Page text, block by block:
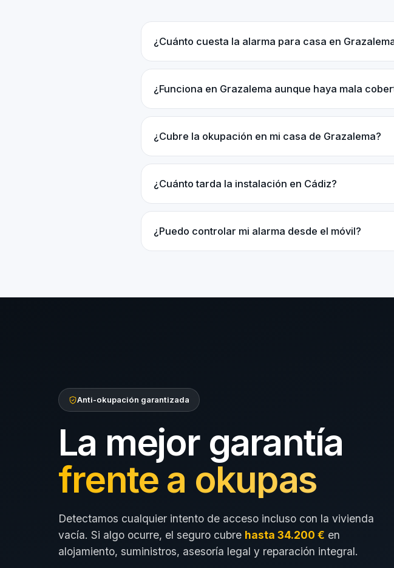
¿Cuánto cuesta la alarma para casa en
¿Funciona en Grazalema aunque haya mala
¿Cubre la okupación en mi casa de Grazalema?
¿Cuánto tarda la instalación en Cádiz?
¿Puedo controlar mi alarma desde el móvil?
Anti-okupación garantizada
La mejor garantía
frente a okupas
Detectamos cualquier intento de acceso incluso con la vivienda
vacía. Si algo ocurre, el seguro cubre hasta 34.200 € en
alojamiento, suministros, asesoría legal y reparación integral.